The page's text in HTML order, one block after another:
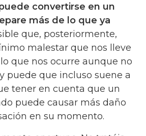
convertirse en un
más de lo que ya
que, posteriormente,
malestar que nos lleve
que nos ocurre aunque no
puede que incluso suene a
tener en cuenta que un
puede causar más daño
en su momento.